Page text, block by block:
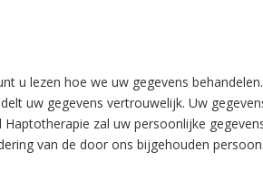
u lezen hoe we uw gegevens
uw gegevens vertrouwelijk. Uw
zal uw persoonlijke
van de door ons bijgehouden